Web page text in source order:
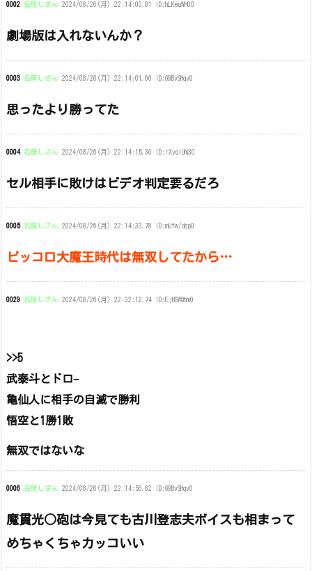
0002 名無しさん 2024/08/26(月) 22:14:00.81 ID:hLKeuWH00
劇場版は入れないんか？
0003 名無しさん 2024/08/26(月) 22:14:01.66 ID:G9BvSHqv0
思ったより勝ってた
0004 名無しさん 2024/08/26(月) 22:14:15.30 ID:rXyqlUm30
セル相手に敗けはビデオ判定要るだろ
0005 名無しさん 2024/08/26(月) 22:14:33.78 ID:mUfw/dep0
ピッコロ大魔王時代は無双してたから…
0029 名無しさん 2024/08/26(月) 22:32:12.74 ID:EjHSWQhm0
>>5
武泰斗とドロ−
亀仙人に相手の自滅で勝利
悟空と1勝1敗
無双ではないな
0006 名無しさん 2024/08/26(月) 22:14:56.82 ID:G9BvSHqv0
魔貫光○砲は今見ても古川登志夫ボイスも相まって
めちゃくちゃカッコいい